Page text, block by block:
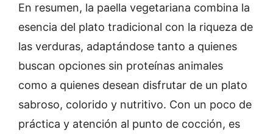
En resumen, la paella vegetariana combina la
esencia del plato tradicional con la riqueza de
las verduras, adaptándose tanto a quienes
buscan opciones sin proteínas animales
como a quienes desean disfrutar de un plato
sabroso, colorido y nutritivo. Con un poco de
práctica y atención al punto de cocción, es